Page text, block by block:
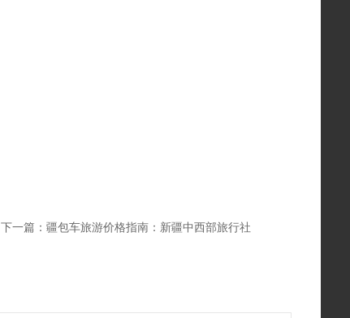
下一篇： 疆包车旅游价格指南：新疆中西部旅行社